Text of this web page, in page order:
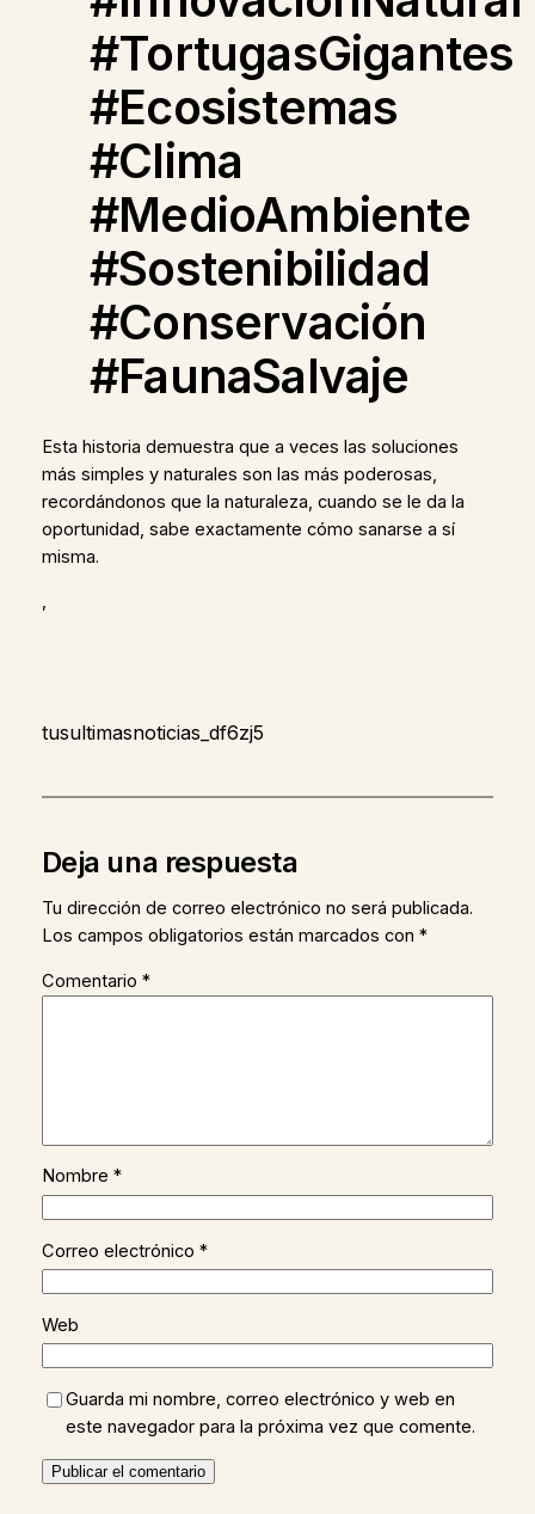
#TortugasGigantes
#Ecosistemas
#Clima
#MedioAmbiente
#Sostenibilidad
#Conservación
#FaunaSalvaje
Esta historia demuestra que a veces las soluciones
más simples y naturales son las más poderosas,
recordándonos que la naturaleza, cuando se le da la
oportunidad, sabe exactamente cómo sanarse a sí
misma.
,
tusultimasnoticias_df6zj5
Deja una respuesta
Tu dirección de correo electrónico no será publicada.
Los campos obligatorios están marcados con *
Comentario *
Nombre *
Correo electrónico *
Web
Guarda mi nombre, correo electrónico y web en
este navegador para la próxima vez que comente.